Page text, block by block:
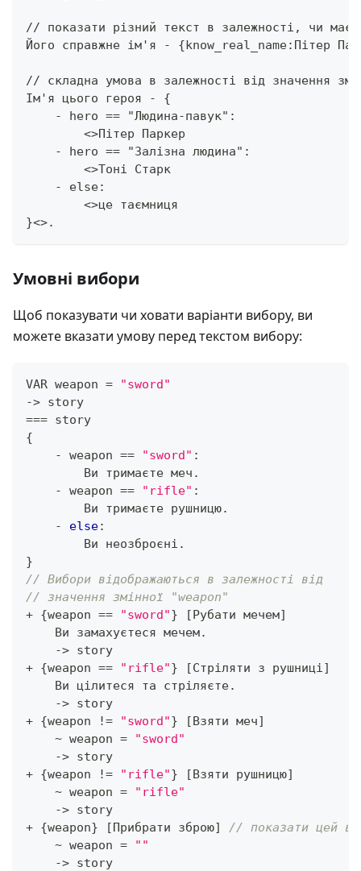
// показати різний текст в залежності, чи має
Його справжне ім'я - {know_real_name:Пітер
// складна умова в залежності від значення
Ім'я цього героя - {
    - hero == "Людина-павук":
        <>Пітер Паркер
    - hero == "Залізна людина":
        <>Тоні Старк
    - else:
        <>це таємниця
}<>.
Умовні вибори
Щоб показувати чи ховати варіанти вибору, ви
можете вказати умову перед текстом вибору:
VAR weapon =
"sword"
-> story
=== story
{
-
weapon == "sword" :
        Ви тримаєте меч
.
-
weapon == "rifle" :
        Ви тримаєте рушницю
.
-
else:
        Ви неозброєні
.
}
// Вибори відображаються в залежності від
// значення змінної "weapon"
+ {weapon == "sword"} [Рубати мечем]
    Ви замахуєтеся мечем
.
-> story
+ {weapon == "rifle"} [Стріляти з рушниці]
    Ви цілитеся та стріляєте
.
-> story
+ {weapon != "sword"} [Взяти меч]
~ weapon =
"sword"
-> story
+ {weapon != "rifle"} [Взяти рушницю]
~ weapon =
"rifle"
-> story
+ {weapon} [Прибрати зброю]
// показати цей
~ weapon =
""
-> story